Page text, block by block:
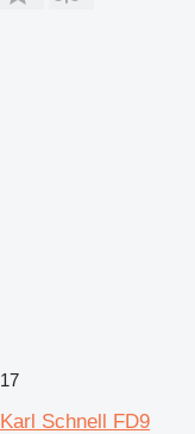
17
Karl Schnell FD9